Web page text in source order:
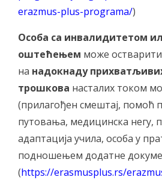
erazmus-plus-programa/)
Особа са инвалидитетом
оштећењем може
на надокнаду
трошкова насталих током
(прилагођен смештај, помоћ
путовања, медицинскa негу,
адаптацијa учила, особa у
подношењем додатне
(https://erasmusplus.rs/